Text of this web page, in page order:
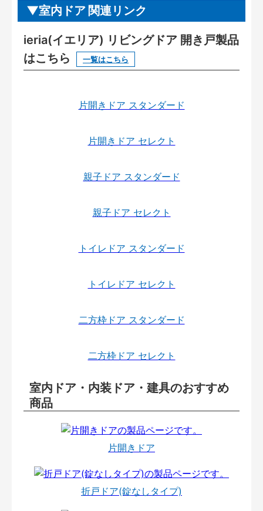
室内ドア 関連リンク
ieria(イエリア) リビングドア 開き戸製品
はこちら
一覧はこちら
片開きドア スタンダード
片開きドア セレクト
親子ドア スタンダード
親子ドア セレクト
トイレドア スタンダード
トイレドア セレクト
二方枠ドア スタンダード
二方枠ドア セレクト
室内ドア・内装ドア・建具のおすすめ
商品
片開きドア
折戸ドア(錠なしタイプ)